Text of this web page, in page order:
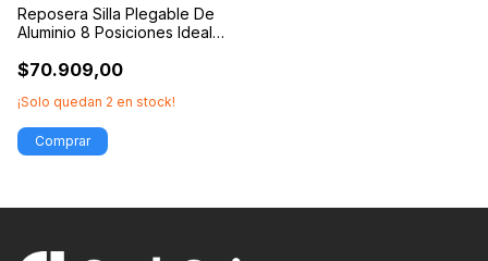
Reposera Silla Plegable De
Aluminio 8 Posiciones Ideal
$70.909,00
¡Solo quedan 2 en stock!